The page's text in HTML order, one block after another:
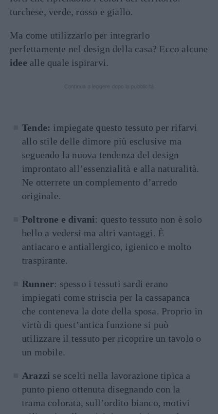
turchese, verde, rosso e giallo.
Ma come utilizzarlo per integrarlo
perfettamente nel design della casa? Ecco alcune
idee alle quale ispirarvi.
Tende: impiegate questo tessuto per rifarvi
allo stile delle dimore più esclusive ma
seguendo la nuova tendenza del design
improntato all’essenzialità e alla naturalità.
Ne otterrete un complemento d’arredo
originale.
Poltrone e divani: questo tessuto non è solo
bello a vedersi ma altri vantaggi. È
antiacaro e antiallergico, igienico e molto
traspirante.
Runner: spesso i tessuti sardi erano
impiegati come striscia per la cassapanca
che conteneva la dote della sposa. Proprio in
virtù di quest’antica funzione si può
utilizzare il tessuto per ricoprire un tavolo o
un mobile.
Arazzi se scelti nella lavorazione tipica a
punto pieno ottenuta disegnando con la
trama colorata, sull’ordito bianco, motivi